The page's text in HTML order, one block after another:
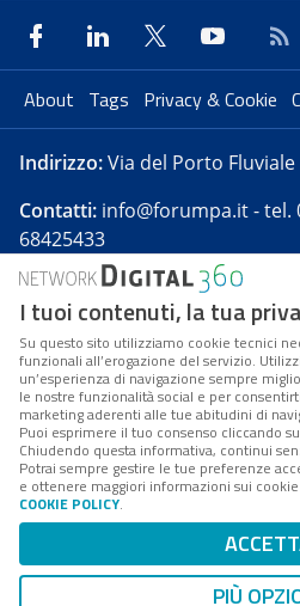
About Tags Privacy & Cookie
Indirizzo:Via del Porto
Contatti: info@forumpa.it- tel.
68425433
Forumpa.itè una
presso Registro della stampa
Reg. n. 182 del 2 maggio 2008
Stentella
FPA s.r.l. è società
Coordinamento da parte di
è un'azienda certificata per il
Codice Fiscale/Partita IVA n.
n. 1249791.
Mappa del
I tuoi contenuti, la tua
Su questo sito utilizziamo cookie tecnici
funzionali all’erogazione del servizio.
un’esperienza di navigazione sempre
le nostre funzionalità social e per
marketing aderenti alle tue abitudini di
Puoi esprimere il tuo consenso cliccando su
Chiudendo questa informativa, continui
Potrai sempre gestire le tue preferenze
e ottenere maggiori informazioni sui
COOKIE POLICY.
PIÙ